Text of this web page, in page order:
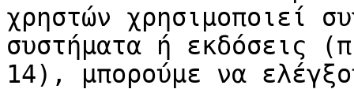
χρηστών χρησιμοποιεί
συστήματα ή εκδόσεις
14), μπορούμε να